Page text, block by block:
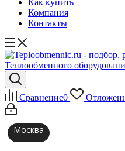
Как купить
Компания
Контакты
Сравнение0
Москва